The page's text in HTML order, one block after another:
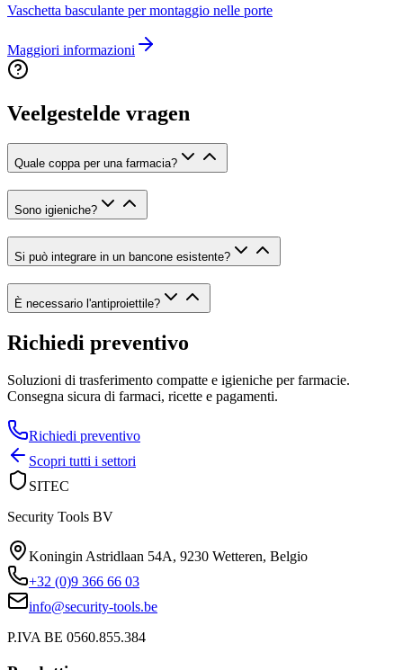
Vaschetta basculante per montaggio nelle porte
Maggiori informazioni
Veelgestelde vragen
Quale coppa per una farmacia?
Sono igieniche?
Si può integrare in un bancone esistente?
È necessario l'antiproiettile?
Richiedi preventivo
Soluzioni di trasferimento compatte e igieniche per farmacie.
Consegna sicura di farmaci, ricette e pagamenti.
Richiedi preventivo
Scopri tutti i settori
SITEC
Security Tools BV
Koningin Astridlaan 54A, 9230 Wetteren, Belgio
+32 (0)9 366 66 03
info@security-tools.be
P.IVA BE 0560.855.384